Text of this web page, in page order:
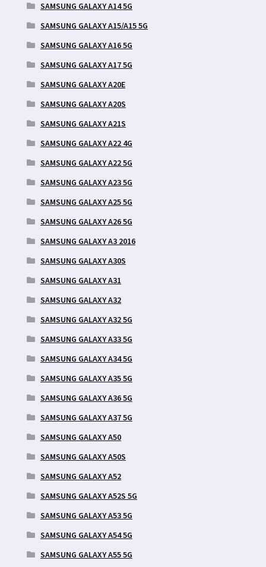
SAMSUNG GALAXY A14 5G
SAMSUNG GALAXY A15/A15 5G
SAMSUNG GALAXY A16 5G
SAMSUNG GALAXY A17 5G
SAMSUNG GALAXY A20E
SAMSUNG GALAXY A20S
SAMSUNG GALAXY A21S
SAMSUNG GALAXY A22 4G
SAMSUNG GALAXY A22 5G
SAMSUNG GALAXY A23 5G
SAMSUNG GALAXY A25 5G
SAMSUNG GALAXY A26 5G
SAMSUNG GALAXY A3 2016
SAMSUNG GALAXY A30S
SAMSUNG GALAXY A31
SAMSUNG GALAXY A32
SAMSUNG GALAXY A32 5G
SAMSUNG GALAXY A33 5G
SAMSUNG GALAXY A34 5G
SAMSUNG GALAXY A35 5G
SAMSUNG GALAXY A36 5G
SAMSUNG GALAXY A37 5G
SAMSUNG GALAXY A50
SAMSUNG GALAXY A50S
SAMSUNG GALAXY A52
SAMSUNG GALAXY A52S 5G
SAMSUNG GALAXY A53 5G
SAMSUNG GALAXY A54 5G
SAMSUNG GALAXY A55 5G